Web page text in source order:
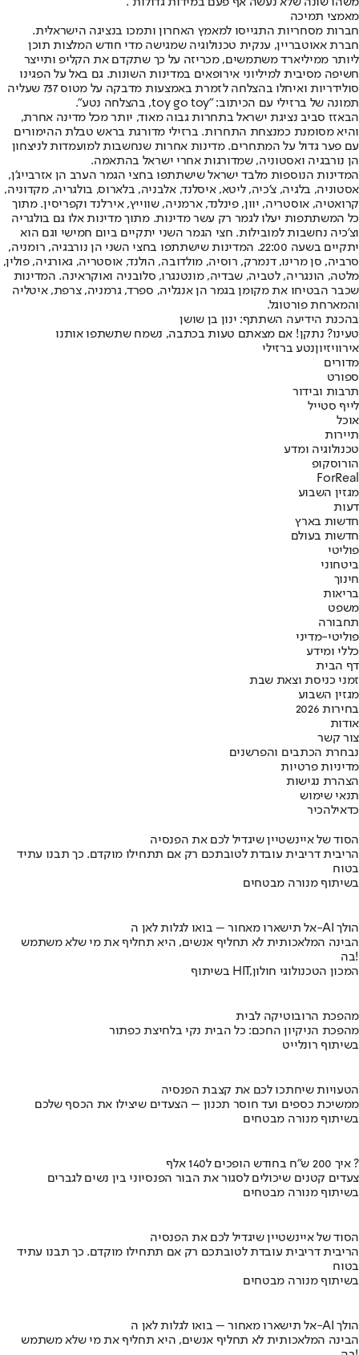
מאמצי תמיכה
חברות מסחריות התגייסו למאמץ האחרון ותמכו בנציגה הישראלית.
חברת אאוטבריין, ענקית טכנולוגיה שמגישה מדי חודש המלצות תוכן
ליותר ממיליארד משתמשים, מכריזה על כך שתקדם את הקליפ ותייצר
חשיפה מסיבית למיליוני אירופאים במדינות השונות. גם באל על הפגינו
סולידריות ואיחלו בהצלחה לזמרת באמצעות מדבקה על מטוס 737 שעליה
תמונה של ברזילי עם הכיתוב: "toy go toy, בהצלחה נטע".
הבאזז סביב נציגת ישראל בתחרות גבוה מאוד, יותר מכל מדינה אחרת,
והיא מסומנת כמנצחת התחרות. ברזילי מדורגת בראש טבלת ההימורים
עם פער גדול על המתחרים. מדינות אחרות שנחשבות למועמדות לניצחון
הן נורבגיה ואסטוניה, שמדורגות אחרי ישראל בהתאמה.
המדינות הנוספות מלבד ישראל שישתתפו בחצי הגמר הערב הן אזרבייג'ן,
אסטוניה, בלגיה, צ'כיה, ליטא, איסלנד, אלבניה, בלארוס, בולגריה, מקדוניה,
קרואטיה, אוסטריה, יוון, פינלנד, ארמניה, שווייץ, אירלנד וקפריסין. מתוך
כל המשתתפות יעלו לגמר רק עשר מדינות. מתוך מדינות אלו גם בולגריה
וצ'כיה נחשבות למובילות. חצי הגמר השני יתקיים ביום חמישי וגם הוא
יתקיים בשעה 22:00. המדינות שישתתפו בחצי השני הן נורבגיה, רומניה,
סרביה, סן מרינו, דנמרק, רוסיה, מולדובה, הולנד, אוסטריה, גאורגיה, פולין,
מלטה, הונגריה, לטביה, שבדיה, מונטנגרו, סלובניה ואוקראינה. המדינות
שכבר הבטיחו את מקומן בגמר הן אנגליה, ספרד, גרמניה, צרפת, איטליה
והמארחת פורטוגל.
בהכנת הידיעה השתתף: ינון בן שושן
טעינו? נתקן! אם מצאתם טעות בכתבה, נשמח שתשתפו אותנו
אירוויזיוןנטע ברזילי
מדורים
ספורט
תרבות ובידור
לייף סטייל
אוכל
תיירות
טכנולוגיה ומדע
הורוסקופ
ForReal
מגזין השבוע
דעות
חדשות בארץ
חדשות בעולם
פוליטי
ביטחוני
חינוך
בריאות
משפט
תחבורה
פוליטי-מדיני
כללי ומידע
דף הבית
זמני כניסת וצאת שבת
מגזין השבוע
בחירות 2026
אודות
צור קשר
נבחרת הכתבים והפרשנים
מדיניות פרטיות
הצהרת נגישות
תנאי שימוש
כדאילהכיר
הסוד של איינשטיין שיגדיל לכם את הפנסיה
הריבית דריבית עובדת לטובתכם רק אם תתחילו מוקדם. כך תבנו עתיד
בטוח
בשיתוף מנורה מבטחים
אל תישארו מאחור – בואו לגלות לאן ה-AI הולך
הבינה המלאכותית לא תחליף אנשים, היא תחליף את מי שלא משתמש
בה!
בשיתוף HIT,המכון הטכנולוגי חולון
מהפכת הרובוטיקה לבית
מהפכת הניקיון החכם: כל הבית נקי בלחיצת כפתור
בשיתוף רונלייט
הטעויות שיחתכו לכם את קצבת הפנסיה
ממשיכת כספים ועד חוסר תכנון – הצעדים שיצילו את הכסף שלכם
בשיתוף מנורה מבטחים
איך 200 ש"ח בחודש הופכים ל140 אלף ?
צעדים קטנים שיכולים לסגור את הבור הפנסיוני בין נשים לגברים
בשיתוף מנורה מבטחים
הסוד של איינשטיין שיגדיל לכם את הפנסיה
הריבית דריבית עובדת לטובתכם רק אם תתחילו מוקדם. כך תבנו עתיד
בטוח
בשיתוף מנורה מבטחים
אל תישארו מאחור – בואו לגלות לאן ה-AI הולך
הבינה המלאכותית לא תחליף אנשים, היא תחליף את מי שלא משתמש